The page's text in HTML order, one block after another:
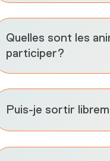
Quelles sont les
participer?
Puis-je sortir